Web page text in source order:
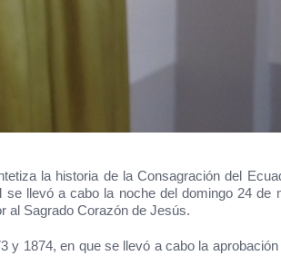
la historia de la Consagración del
llevó a cabo la noche del domingo 24 de
al Sagrado Corazón de Jesús.
y 1874, en que se llevó a cabo la